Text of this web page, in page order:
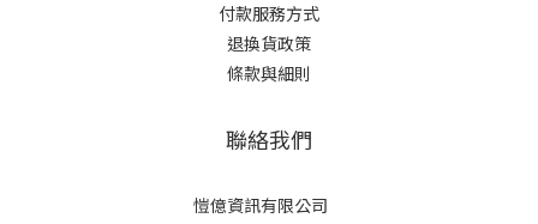
付款服務方式
退換貨政策
條款與細則
聯絡我們
愷億資訊有限公司